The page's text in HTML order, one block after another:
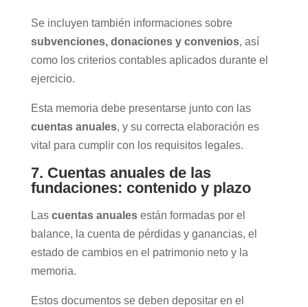
Se incluyen también informaciones sobre
subvenciones, donaciones y convenios, así
como los criterios contables aplicados durante el
ejercicio.
Esta memoria debe presentarse junto con las
cuentas anuales, y su correcta elaboración es
vital para cumplir con los requisitos legales.
7. Cuentas anuales de las
fundaciones: contenido y plazo
Las cuentas anualesestán formadas por el
balance, la cuenta de pérdidas y ganancias, el
estado de cambios en el patrimonio neto y la
memoria.
Estos documentos se deben depositar en el